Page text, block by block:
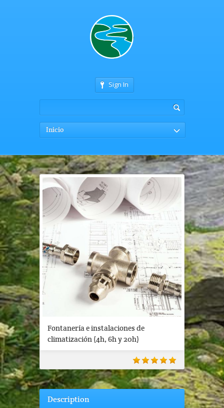
Sign In
Inicio
Fontanería e instalaciones de
climatización (4h, 6h y 20h)
Description